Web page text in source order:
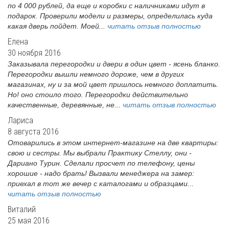
по 4 000 рублей, да еще и коробки с наличниками идут в
подарок. Проверили модели и размеры, определилась куда
какая дверь пойдет. Моей... читать отзыв полностью
Елена
30 ноября 2016
Заказывала перегородки и двери в один цвет - ясень бланко.
Перегородки вышли немного дороже, чем в других
магазинах, ну и за мой цвет пришлось немного доплатить.
Но! оно стоило того. Перегородки действительно
качественные, деревянные, не... читать отзыв полностью
Лариса
8 августа 2016
Отоварились в этом интернет-магазине на две квартиры:
свою и сестры. Мы выбрали Практику Стеллу, они -
Дариано Турин. Сделали просчет по телефону, цены
хорошие - надо брать! Вызвали менеджера на замер:
приехал в тот же вечер с каталогами и образцами...
читать отзыв полностью
Виталий
25 мая 2016